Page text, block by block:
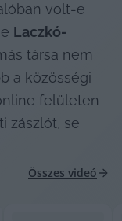
volt-e
Laczkó-
társa nem
a közösségi
felületen
zászlót, se
Összes videó